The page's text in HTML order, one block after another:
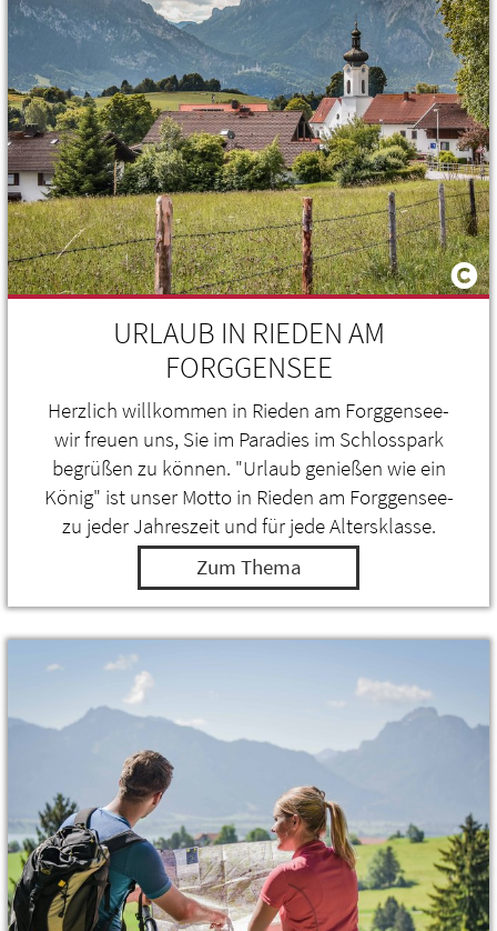
URLAUB IN RIEDEN AM
FORGGENSEE
Herzlich willkommen in Rieden am Forggensee-
wir freuen uns, Sie im Paradies im Schlosspark
begrüßen zu können. "Urlaub genießen wie ein
König" ist unser Motto in Rieden am Forggensee-
zu jeder Jahreszeit und für jede Altersklasse.
Zum Thema